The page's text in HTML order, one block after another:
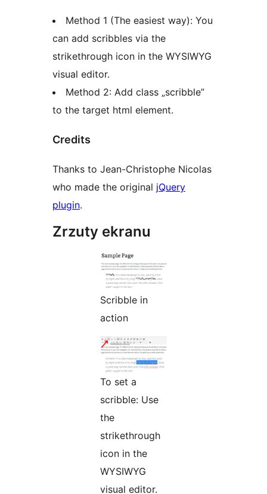
Method 1 (The easiest way): You
can add scribbles via the
strikethrough icon in the WYSIWYG
visual editor.
Method 2: Add class „scribble”
to the target html element.
Credits
Thanks to Jean-Christophe Nicolas
who made the original jQuery
plugin.
Zrzuty ekranu
Scribble in
action
To set a
scribble: Use
the
strikethrough
icon in the
WYSIWYG
visual editor.